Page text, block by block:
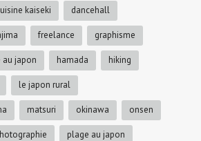
kaiseki dancehall
freelance graphisme
au japon hamada hiking
le japon rural
matsuri okinawa onsen
plage au japon